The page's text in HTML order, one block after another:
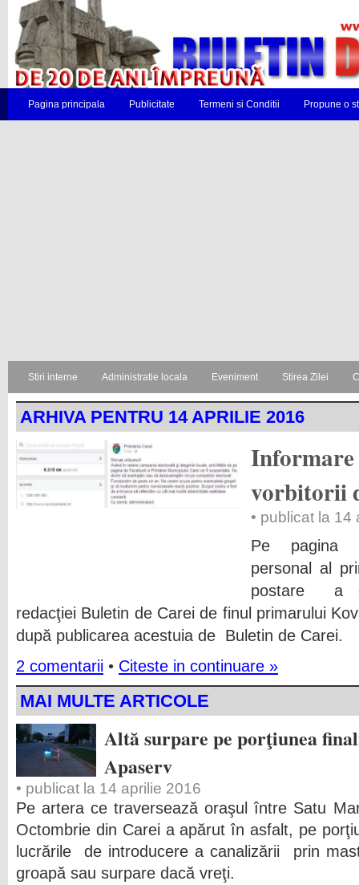
Pagina principala Publicitate Termeni si Conditii Propune o
Stiri interne Administratie locala Eveniment Stirea Zilei
ARHIVA PENTRU 14 APRILIE 2016
Informare
vorbitorii
• publicat la 14
Pe pagina
personal al
postare a
redacţiei Buletin de Carei de finul primarului
după publicarea acestuia de Buletin de Carei.
2 comentarii • Citeste in continuare »
MAI MULTE ARTICOLE
Altă surpare pe porţiunea
Apaserv
• publicat la 14 aprilie 2016
Pe artera ce traversează oraşul între Satu
Octombrie din Carei a apărut în asfalt, pe
lucrările de introducere a canalizării prin
groapă sau surpare dacă vreţi.